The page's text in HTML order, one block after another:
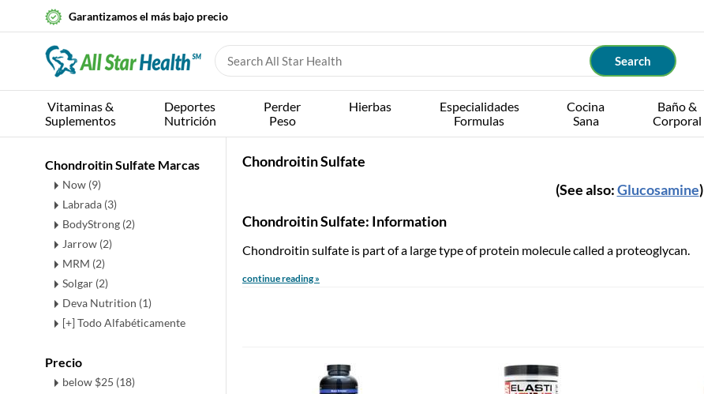
Garantizamos el más bajo precio
Vitaminas &
Suplementos
Deportes
Nutrición
Perder
Peso
Hierbas
Especialidades
Formulas
Cocina
Sana
Baño &
Corporal
Chondroitin Sulfate Marcas
Now (9)
Labrada (3)
BodyStrong (2)
Jarrow (2)
MRM (2)
Solgar (2)
Deva Nutrition (1)
[+] Todo Alfabéticamente
Precio
below $25 (18)
Chondroitin Sulfate
(See also:Glucosamine)
Chondroitin Sulfate: Information
Chondroitin sulfate is part of a large type of protein molecule called a proteoglycan.
continue reading »